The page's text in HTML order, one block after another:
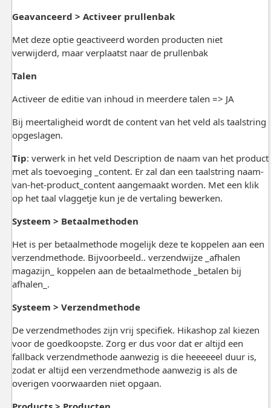
Geavanceerd > Activeer prullenbak
Met deze optie geactiveerd worden producten niet
verwijderd, maar verplaatst naar de prullenbak
Talen
Activeer de editie van inhoud in meerdere talen => JA
Bij meertaligheid wordt de content van het veld als taalstring
opgeslagen.
Tip: verwerk in het veld Description de naam van het product
met als toevoeging _content. Er zal dan een taalstring naam-
van-het-product_content aangemaakt worden. Met een klik
op het taal vlaggetje kun je de vertaling bewerken.
Systeem > Betaalmethoden
Het is per betaalmethode mogelijk deze te koppelen aan een
verzendmethode. Bijvoorbeeld.. verzendwijze _afhalen
magazijn_ koppelen aan de betaalmethode _betalen bij
afhalen_.
Systeem > Verzendmethode
De verzendmethodes zijn vrij specifiek. Hikashop zal kiezen
voor de goedkoopste. Zorg er dus voor dat er altijd een
fallback verzendmethode aanwezig is die heeeeeel duur is,
zodat er altijd een verzendmethode aanwezig is als de
overigen voorwaarden niet opgaan.